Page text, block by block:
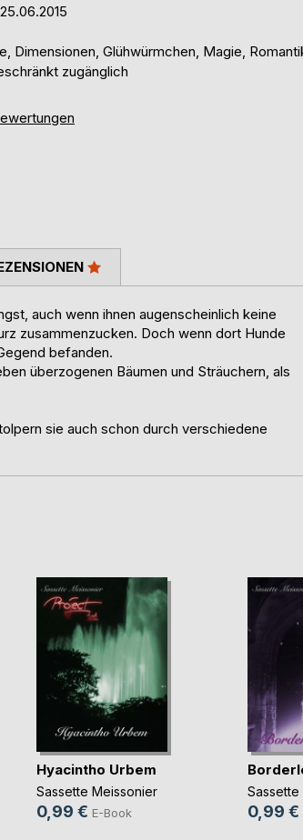
Dimensionen, Glühwürmchen, Magie,
zugänglich
auch wenn ihnen augenscheinlich keine
zusammenzucken. Doch wenn dort Hunde
befanden.
überzogenen Bäumen und Sträuchern, als
sie auch schon durch verschiedene
Hyacintho Urbem
Sassette Meissonier
0,99 € E-Book 0,99 €